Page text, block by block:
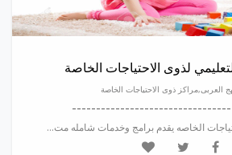
لذوى الاحتياجات الخاصة
العربى,مراكز ذوى الاحتياجات الخاصة
الخاصه يقدم برامج وخدمات شامله مت...